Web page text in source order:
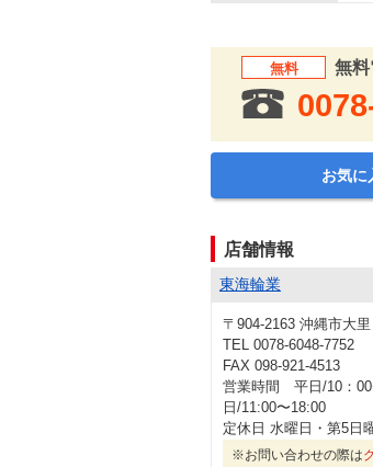
無料 無
お気に
店舗情報
東海輪業
〒904-2163 沖縄市大
TEL 0078-6048-7752
FAX 098-921-4513
営業時間 平日/10：00
日/11:00〜18:00
定休日 水曜日・第5日
※お問い合わせの際は